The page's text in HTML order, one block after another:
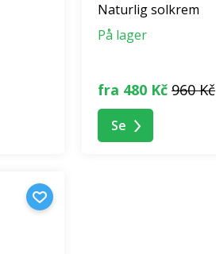
Naturlig solkrem
På lager
fra 480 Kč 960 Kč
Se